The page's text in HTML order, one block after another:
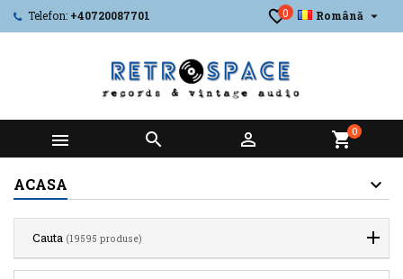
Telefon: +40720087701 Română 
0
   shopping_cart0
ACASA
Cauta (19595 produse)